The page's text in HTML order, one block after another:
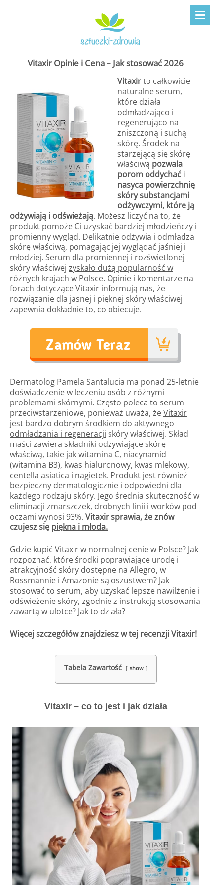
Vitaxir Opinie i Cena – Jak stosować 2026
Vitaxirto całkowicie
naturalne serum,
które działa
odmładzająco i
regenerująco na
zniszczoną i suchą
skórę. Środek na
starzejącą się skórę
właściwą pozwala
porom oddychać i
nasyca powierzchnię
skóry substancjami
odżywczymi, które ją
odżywiają i odświeżają. Możesz liczyć na to, że
produkt pomoże Ci uzyskać bardziej młodzieńczy i
promienny wygląd. Delikatnie odżywia i odmładza
skórę właściwą, pomagając jej wyglądać jaśniej i
młodziej. Serum dla promiennej i rozświetlonej
skóry właściwej zyskało dużą popularność w
różnych krajach w Polsce. Opinie i komentarze na
forach dotyczące Vitaxir informują nas, że
rozwiązanie dla jasnej i pięknej skóry właściwej
zapewnia dokładnie to, co obiecuje.
Dermatolog Pamela Santalucia ma ponad 25-letnie
doświadczenie w leczeniu osób z różnymi
problemami skórnymi. Często poleca to serum
przeciwstarzeniowe, ponieważ uważa, żeVitaxir
jest bardzo dobrym środkiem do aktywnego
odmładzania i regeneracji skóry właściwej. Skład
maści zawiera składniki odżywiające skórę
właściwą, takie jak witamina C, niacynamid
(witamina B3), kwas hialuronowy, kwas mlekowy,
centella asiatica i nagietek. Produkt jest również
bezpieczny dermatologicznie i odpowiedni dla
każdego rodzaju skóry. Jego średnia skuteczność w
eliminacji zmarszczek, drobnych linii i worków pod
oczami wynosi 93%. Vitaxir sprawia, że znów
czujesz się piękna i młoda.
Gdzie kupić Vitaxir w normalnej cenie w Polsce? Jak
rozpoznać, które środki poprawiające urodę i
atrakcyjność skóry dostępne na Allegro, w
Rossmannie i Amazonie są oszustwem? Jak
stosować to serum, aby uzyskać lepsze nawilżenie i
odświeżenie skóry, zgodnie z instrukcją stosowania
zawartą w ulotce? Jak to działa?
Więcej szczegółów znajdziesz w tej recenzji Vitaxir!
Tabela Zawartość show
Vitaxir – co to jest i jak działa